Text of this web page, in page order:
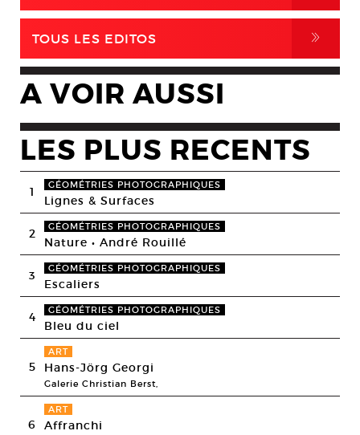
TOUS LES EDITOS ,
A VOIR AUSSI
LES PLUS RECENTS
1 GÉOMÉTRIES PHOTOGRAPHIQUES
Lignes & Surfaces
2 GÉOMÉTRIES PHOTOGRAPHIQUES
Nature • André Rouillé
3 GÉOMÉTRIES PHOTOGRAPHIQUES
Escaliers
4 GÉOMÉTRIES PHOTOGRAPHIQUES
Bleu du ciel
5
ART
Hans-Jörg Georgi
Galerie Christian Berst,
6
ART
Affranchi